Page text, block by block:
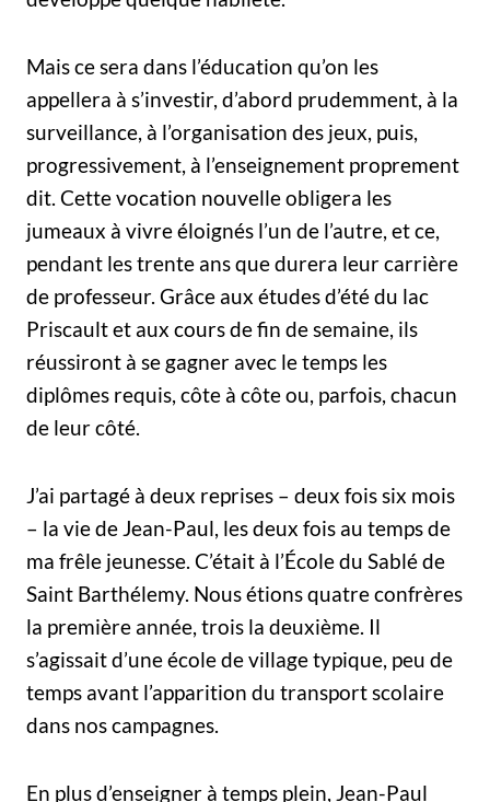
Mais ce sera dans l’éducation qu’on les
appellera à s’investir, d’abord prudemment, à la
surveillance, à l’organisation des jeux, puis,
progressivement, à l’enseignement proprement
dit. Cette vocation nouvelle obligera les
jumeaux à vivre éloignés l’un de l’autre, et ce,
pendant les trente ans que durera leur carrière
de professeur. Grâce aux études d’été du lac
Priscault et aux cours de fin de semaine, ils
réussiront à se gagner avec le temps les
diplômes requis, côte à côte ou, parfois, chacun
de leur côté.
J’ai partagé à deux reprises – deux fois six mois
– la vie de Jean-Paul, les deux fois au temps de
ma frêle jeunesse. C’était à l’École du Sablé de
Saint Barthélemy. Nous étions quatre confrères
la première année, trois la deuxième. Il
s’agissait d’une école de village typique, peu de
temps avant l’apparition du transport scolaire
dans nos campagnes.
En plus d’enseigner à temps plein, Jean-Paul